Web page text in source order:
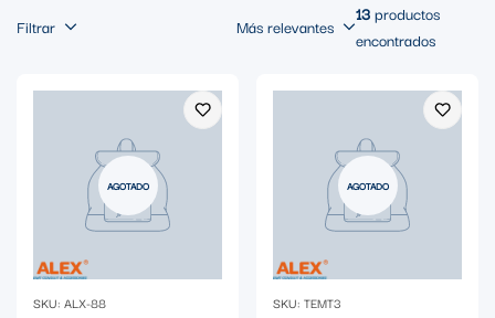
Filtrar Más relevantes
13productos
encontrados
AGOTADO
SKU: ALX-88
AGOTADO
SKU: TEMT3